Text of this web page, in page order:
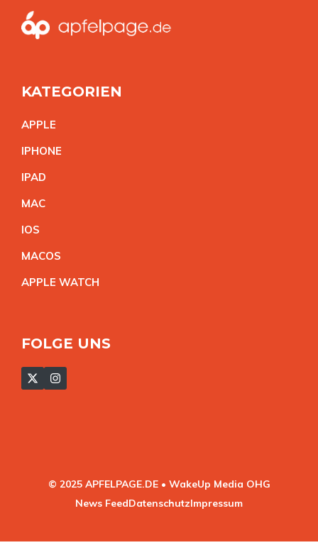
KATEGORIEN
APPLE
IPHONE
IPAD
MAC
IOS
MACOS
APPLE WATCH
FOLGE UNS
© 2025 APFELPAGE.DE • WakeUp Media OHG
News FeedDatenschutzImpressum